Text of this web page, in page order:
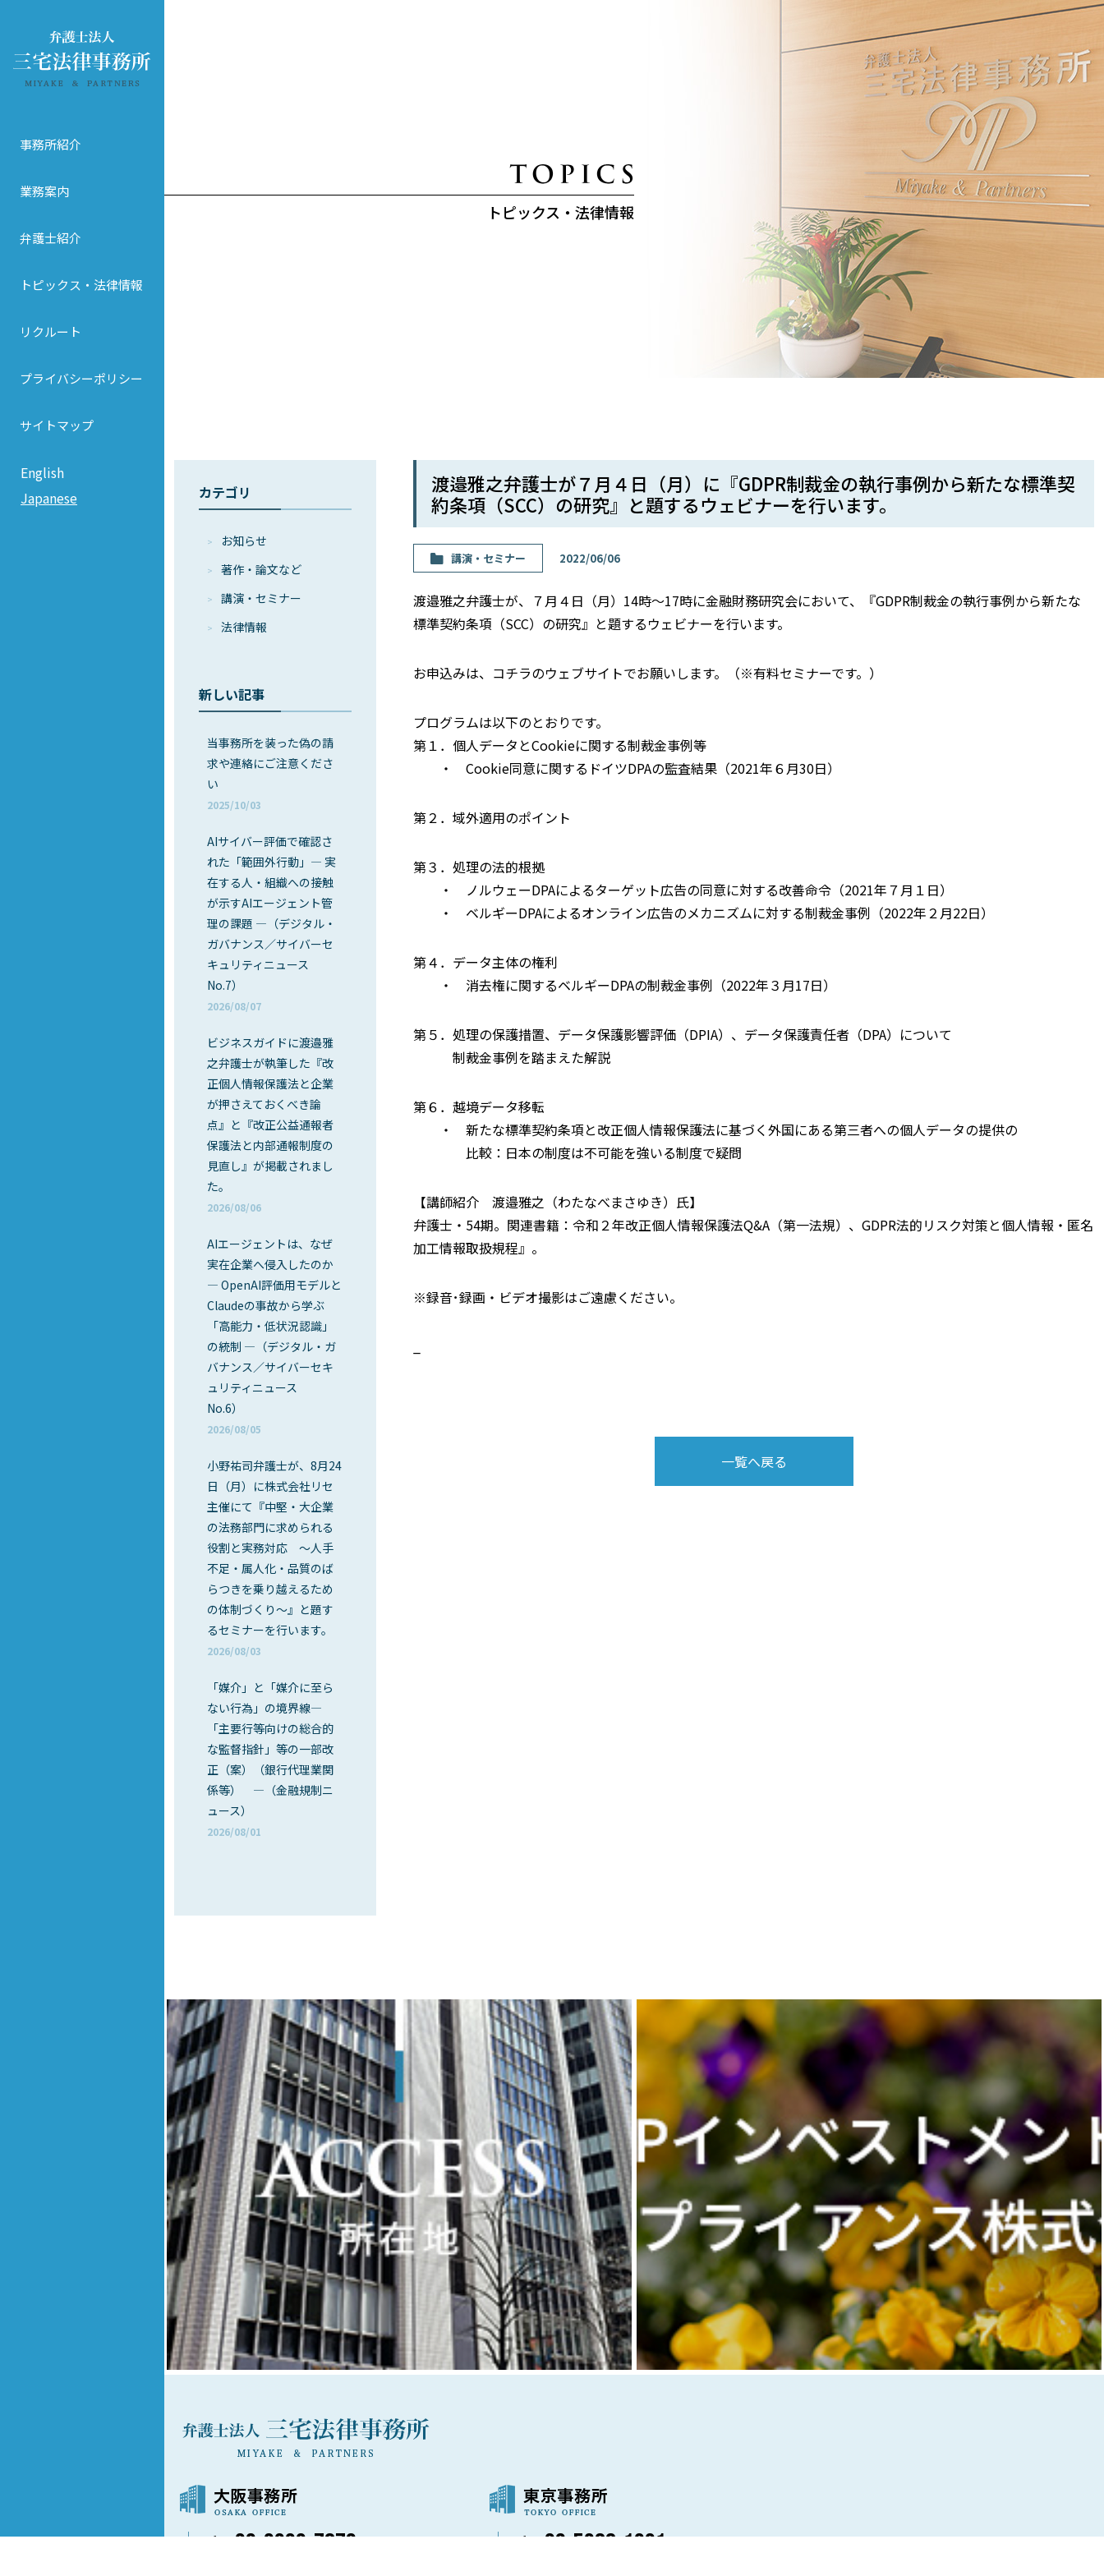
事務所紹介
業務案内
弁護士紹介
トピックス・法律情報
リクルート
プライバシーポリシー
サイトマップ
English
Japanese
トピックス・法律情報
カテゴリ
お知らせ
著作・論⽂など
講演・セミナー
法律情報
新しい記事
当事務所を装った偽の請
求や連絡にご注意くださ
い
2025/10/03
AIサイバー評価で確認さ
れた「範囲外行動」― 実
在する人・組織への接触
が示すAIエージェント管
理の課題 ―（デジタル・
ガバナンス／サイバーセ
キュリティニュース
No.7）
2026/08/07
ビジネスガイドに渡邉雅
之弁護士が執筆した『改
正個人情報保護法と企業
が押さえておくべき論
点』と『改正公益通報者
保護法と内部通報制度の
見直し』が掲載されまし
た。
2026/08/06
AIエージェントは、なぜ
実在企業へ侵入したのか
― OpenAI評価用モデルと
Claudeの事故から学ぶ
「高能力・低状況認識」
の統制 ―（デジタル・ガ
バナンス／サイバーセキ
ュリティニュース
No.6）
2026/08/05
小野祐司弁護士が、8月24
日（月）に株式会社リセ
主催にて『中堅・大企業
の法務部門に求められる
役割と実務対応 ～人手
不足・属人化・品質のば
らつきを乗り越えるため
の体制づくり～』と題す
るセミナーを行います。
2026/08/03
「媒介」と「媒介に至ら
ない行為」の境界線―
「主要行等向けの総合的
な監督指針」等の一部改
正（案）（銀行代理業関
係等） ―（金融規制ニ
ュース）
2026/08/01
渡邉雅之弁護士が７月４日（月）に『GDPR制裁金の執行事例から新たな標準契
約条項（SCC）の研究』と題するウェビナーを行います。
講演・セミナー 2022/06/06
渡邉雅之弁護士が、７月４日（月）14時〜17時に金融財務研究会において、『GDPR制裁金の執行事例から新たな
標準契約条項（SCC）の研究』と題するウェビナーを行います。
お申込みは、コチラのウェブサイトでお願いします。（※有料セミナーです。）
プログラムは以下のとおりです。
第１．個人データとCookieに関する制裁金事例等
・ Cookie同意に関するドイツDPAの監査結果（2021年６月30日）
第２．域外適用のポイント
第３．処理の法的根拠
・ ノルウェーDPAによるターゲット広告の同意に対する改善命令（2021年７月１日）
・ ベルギーDPAによるオンライン広告のメカニズムに対する制裁金事例（2022年２月22日）
第４．データ主体の権利
・ 消去権に関するベルギーDPAの制裁金事例（2022年３月17日）
第５．処理の保護措置、データ保護影響評価（DPIA）、データ保護責任者（DPA）について
制裁金事例を踏まえた解説
第６．越境データ移転
・ 新たな標準契約条項と改正個人情報保護法に基づく外国にある第三者への個人データの提供の
比較：日本の制度は不可能を強いる制度で疑問
【講師紹介 渡邉雅之（わたなべまさゆき）氏】
弁護士・54期。関連書籍：令和２年改正個人情報保護法Q&A（第一法規）、GDPR法的リスク対策と個人情報・匿名
加工情報取扱規程』。
※録音･録画・ビデオ撮影はご遠慮ください。
一覧へ戻る
06-6202-7873 03-5288-1021